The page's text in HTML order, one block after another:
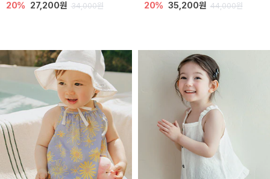
20% 27,200원 34,000원 20% 35,200원 44,000원